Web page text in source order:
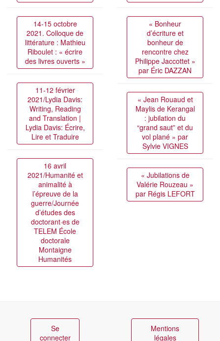
14-15 octobre
2021. Colloque de
littérature : Mathieu
Riboulet : « écrire
des livres ouverts »
11-12 février
2021/Lydia Davis:
Writing, Reading
and Translation |
Lydia Davis: Écrire,
Lire et Traduire
16 avril
2021/Humanité et
animalité à
l’épreuve de la
guerre/Journée
d’études des
doctorant·es de
TELEM École
doctorale
Montaigne
Humanités
« Bonheur
d’écriture et
bonheur de
rencontre chez
Philippe Jaccottet »
par Éric DAZZAN
« Jean Rouaud et
Maylis de Kerangal
: jubilation du
“grand saut” et du
vol plané » par
Sylvie VIGNES
« Jubilations de
Valérie Rouzeau »
par Régis LEFORT
Se
connecter
Mentions
légales